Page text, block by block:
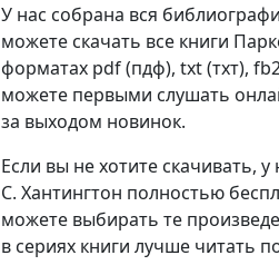
У нас собрана вся
можете скачать все книги
форматах pdf (пдф), txt (тхт),
можете первыми слушать
за выходом новинок.
Если вы не хотите скачивать,
С. Хантингтон полностью
можете выбирать те
в сериях книги лучше читать